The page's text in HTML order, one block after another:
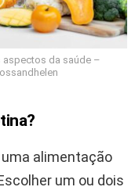
aspectos da saúde –
alimentação
um ou dois